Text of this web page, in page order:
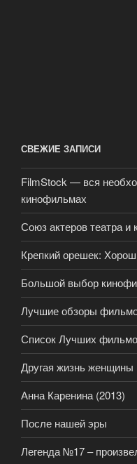
СВЕЖИЕ ЗАПИСИ
FilmStock — вся
кинофильмах
Союз актеров театра и
Крепкий орешек:
Большой выбор
Лучшие обзоры
Список Лучших
Другая жизнь женщины
Анна Каренина (2013)
После нашей эры
Легенда №17 –